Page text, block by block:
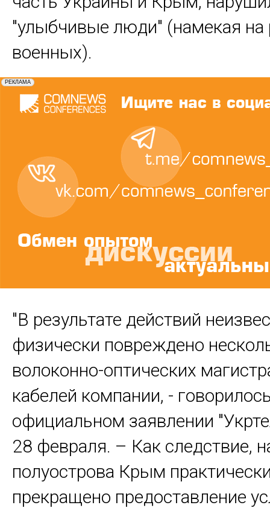
"улыбчивые люди" (намекая на
военных).
"В результате действий
физически повреждено
волоконно-оптических
кабелей компании, -
официальном заявлении
28 февраля. – Как следствие,
полуострова Крым
прекращено предоставление